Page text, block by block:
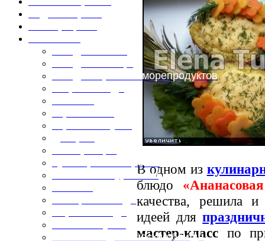
Блюда из рыбы и морепродуктов
Кулинарные хитрости
Маленьким гурманам
Постные и диетические блюда
В одном из
блюдо
качества, решила и
идеей для
мастер-класс по